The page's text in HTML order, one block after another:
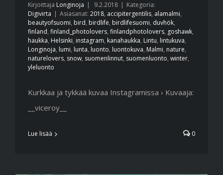
Kirjoittaja Longinoja 9.2.2018
Kategoria:
Digivirta
Asiasanat: 2018, accipitergentilis, alamalmi,
beautyofsuomi, bird, birdlife, birdlifesuomi, duvhök,
finland, finland_photolovers, finlandphotolovers, goshawk,
haukka, Helsinki, instagram, kanahaukka, Lintu, lintukuva,
Longinoja, lumi, lunta, luonto, luontokuva, Malmi, nature,
naturelovers, snow, suomenlinnut, suomenluonto, winter,
yleluonto
Kurkkaa ja tykkää kuvaa Instagramissa › Kuvaaja:
__viceroy__
Lue lisää 0